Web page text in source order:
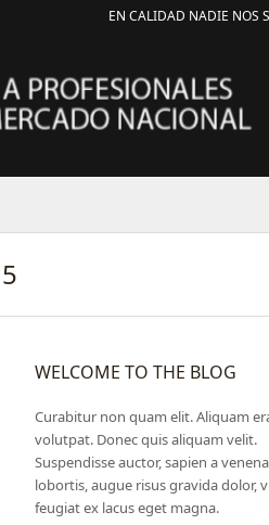
EN CALIDAD NADIE NOS
WELCOME TO THE BLOG
Curabitur non quam elit. Aliquam
volutpat. Donec quis aliquam velit.
Suspendisse auctor, sapien a
lobortis, augue risus gravida dolor,
feugiat ex lacus eget magna.